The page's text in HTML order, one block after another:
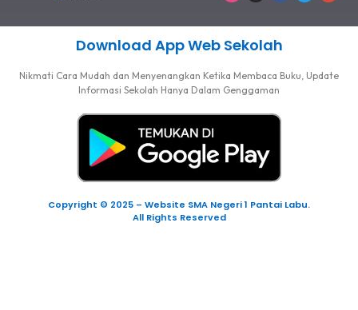
Download App Web Sekolah
Nikmati Cara Mudah dan Menyenangkan Ketika Membaca Buku, Update
Informasi Sekolah Hanya Dalam Genggaman
Copyright © 2025 – Website SMA Negeri 1 Pantai Labu.
All Rights Reserved